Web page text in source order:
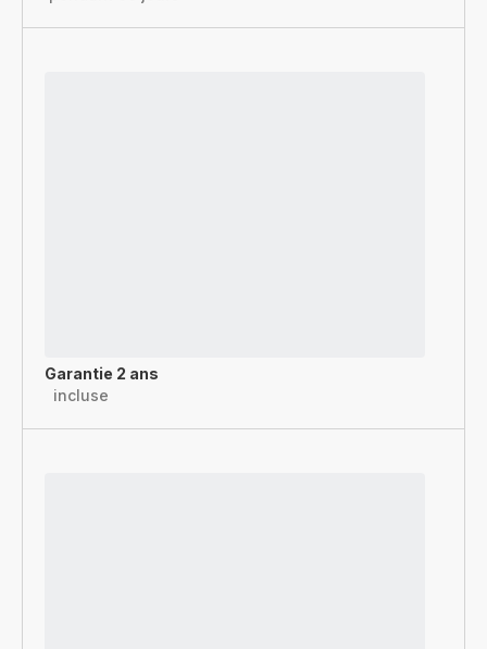
Garantie 2 ans
incluse